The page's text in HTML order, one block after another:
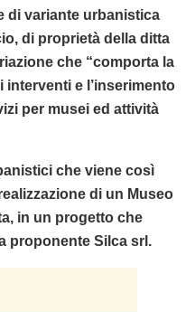
di variante urbanistica
di proprietà della ditta
che “comporta la
e l’inserimento
per musei ed attività
che viene così
di un Museo
in un progetto che
proponente Silca srl.